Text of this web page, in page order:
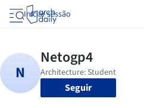
Iniciar sessão
Seguir